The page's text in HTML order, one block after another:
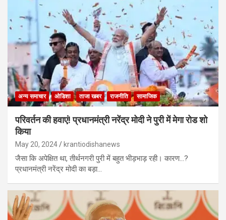
अन्य समाचार ओडिशा ताजा खबर राजनीति सामाजिक
परिवर्तन की हवाएं! प्रधानमंत्री नरेंद्र मोदी ने पुरी में मेगा रोड शो
किया
May 20, 2024 krantiodishanews
जैसा कि अपेक्षित था, तीर्थनगरी पुरी में बहुत भीड़भाड़ रही। कारण…?
प्रधानमंत्री नरेंद्र मोदी का बड़ा…